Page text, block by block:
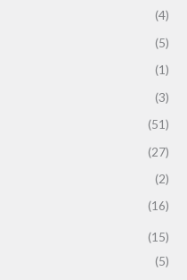
(4)
(5)
(1)
(3)
(51)
(27)
(2)
(16)
(15)
(5)